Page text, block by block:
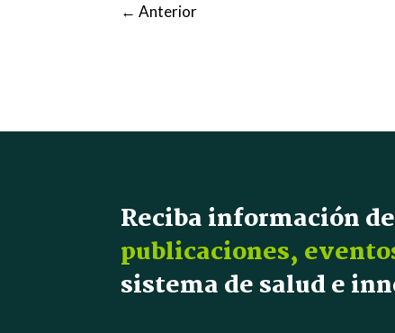
←Anterior
Reciba información
publicaciones,
sistema de salud e